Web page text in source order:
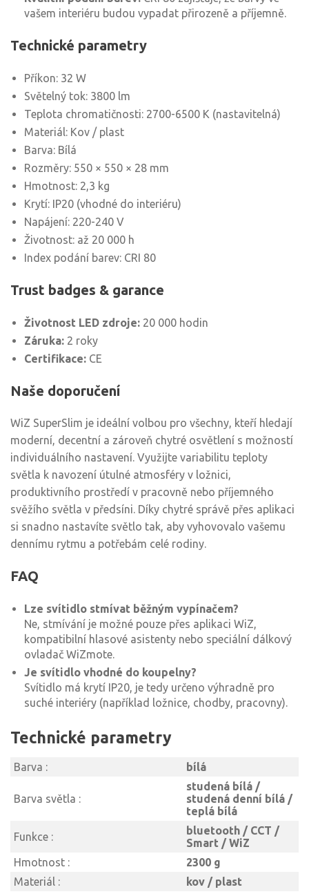
vašem interiéru budou vypadat přirozeně a příjemně.
Technické parametry
Příkon: 32 W
Světelný tok: 3800 lm
Teplota chromatičnosti: 2700-6500 K (nastavitelná)
Materiál: Kov / plast
Barva: Bílá
Rozměry: 550 × 550 × 28 mm
Hmotnost: 2,3 kg
Krytí: IP20 (vhodné do interiéru)
Napájení: 220-240 V
Životnost: až 20 000 h
Index podání barev: CRI 80
Trust badges & garance
Životnost LED zdroje: 20 000 hodin
Záruka: 2 roky
Certifikace: CE
Naše doporučení
WiZ SuperSlim je ideální volbou pro všechny, kteří hledají
moderní, decentní a zároveň chytré osvětlení s možností
individuálního nastavení. Využijte variabilitu teploty
světla k navození útulné atmosféry v ložnici,
produktivního prostředí v pracovně nebo příjemného
svěžího světla v předsíni. Díky chytré správě přes aplikaci
si snadno nastavíte světlo tak, aby vyhovovalo vašemu
dennímu rytmu a potřebám celé rodiny.
FAQ
Lze svítidlo stmívat běžným vypínačem?
Ne, stmívání je možné pouze přes aplikaci WiZ,
kompatibilní hlasové asistenty nebo speciální dálkový
ovladač WiZmote.
Je svítidlo vhodné do koupelny?
Svítidlo má krytí IP20, je tedy určeno výhradně pro
suché interiéry (například ložnice, chodby, pracovny).
Technické parametry
Barva : bílá
Barva světla :
studená bílá /
studená denní bílá /
teplá bílá
Funkce :
bluetooth / CCT /
Smart / WiZ
Hmotnost :
2300 g
Materiál :
kov / plast